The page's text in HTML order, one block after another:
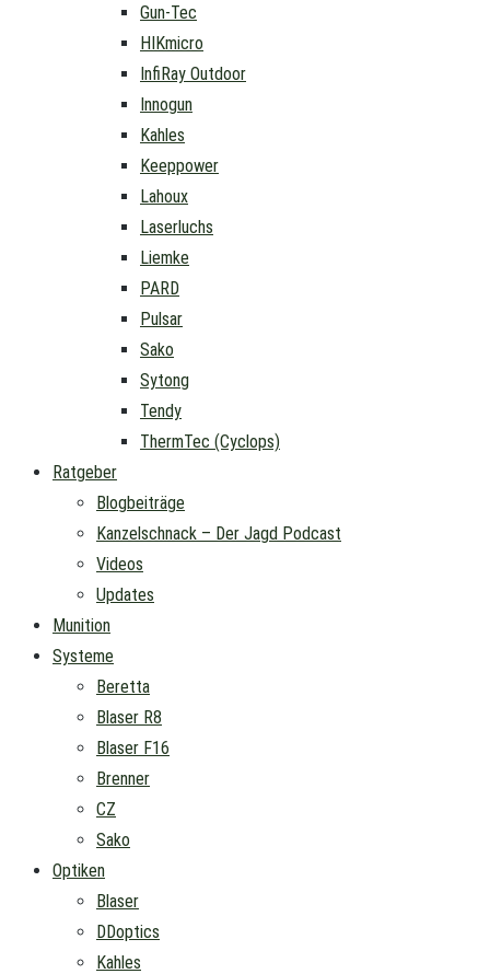
Gun-Tec
HIKmicro
InfiRay Outdoor
Innogun
Kahles
Keeppower
Lahoux
Laserluchs
Liemke
PARD
Pulsar
Sako
Sytong
Tendy
ThermTec (Cyclops)
Ratgeber
Blogbeiträge
Kanzelschnack – Der Jagd Podcast
Videos
Updates
Munition
Systeme
Beretta
Blaser R8
Blaser F16
Brenner
CZ
Sako
Optiken
Blaser
DDoptics
Kahles